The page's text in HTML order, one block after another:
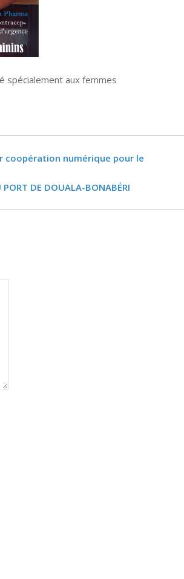
spécialement aux femmes
coopération numérique pour le
DE DOUALA-BONABÉRI